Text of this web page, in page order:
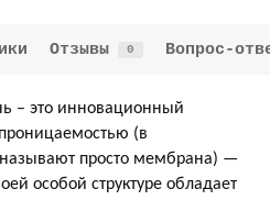
Отзывы 0 Вопрос-
– это инновационный
(в
просто мембрана) —
особой структуре обладает